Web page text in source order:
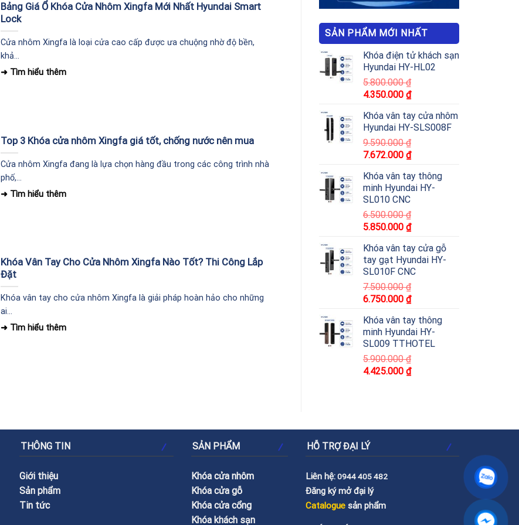
Bảng Giá Ổ Khóa Cửa Nhôm Xingfa Mới Nhất Hyundai Smart
Lock
Cửa nhôm Xingfa là loại cửa cao cấp được ưa chuộng nhờ độ bền,
khả...
Top 3 Khóa cửa nhôm Xingfa giá tốt, chống nước nên mua
Cửa nhôm Xingfa đang là lựa chọn hàng đầu trong các công trình nhà
phố,...
Khóa Vân Tay Cho Cửa Nhôm Xingfa Nào Tốt? Thi Công Lắp
Đặt
Khóa vân tay cho cửa nhôm Xingfa là giải pháp hoàn hảo cho những
ai...
SẢN PHẨM MỚI NHẤT
Khóa điện tử khách sạn
Hyundai HY-HL02
5.800.000₫
4.350.000 ₫
Khóa vân tay cửa nhôm
Hyundai HY-SLS008F
9.590.000₫
7.672.000 ₫
Khóa vân tay thông
minh Hyundai HY-
SL010 CNC
6.500.000₫
5.850.000 ₫
Khóa vân tay cửa gỗ
tay gạt Hyundai HY-
SL010F CNC
7.500.000₫
6.750.000 ₫
Khóa vân tay thông
minh Hyundai HY-
SL009 TTHOTEL
5.900.000₫
4.425.000 ₫
THÔNG TIN
Giới thiệu
Sản phẩm
Tin tức
SẢN PHẨM
Khóa cửa nhôm
Khóa cửa gỗ
Khóa cửa cổng
Khóa khách sạn
HỖ TRỢ ĐẠI LÝ
Liên hệ:0944 405 482
Đăng ký mở đại lý
Cataloguesản phẩm